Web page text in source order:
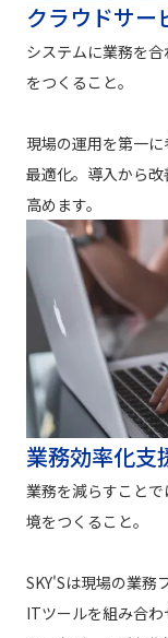
クラウドサー
システムに業務を
をつくること。
現場の運用を第一
最適化。導入から
高めます。
業務効率化支
業務を減らすこと
境をつくること。
SKY'Sは現場の業務
ITツールを組み合